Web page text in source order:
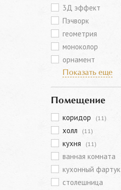
3Д эффект
Пэчворк
геометрия
моноколор
орнамент
Показать еще
Помещение
коридор (11)
холл (11)
кухня (11)
ванная комната
кухонный фартук
столешница